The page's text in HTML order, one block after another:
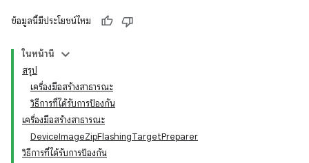
ข้อมูลนี้มีประโยชน์ไหม
ในหน้านี้
สรุป
เครื่องมือสร้างสาธารณะ
วิธีการที่ได้รับการป้องกัน
เครื่องมือสร้างสาธารณะ
DeviceImageZipFlashingTargetPreparer
วิธีการที่ได้รับการป้องกัน